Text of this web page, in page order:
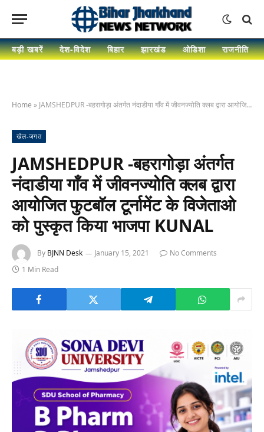
बड़ी खबरें देश-विदेश बिहार झारखंड ओडिशा राजनीति
Home » JAMSHEDPUR -बहरागोड़ा अंतर्गत नंदाडीया गाँव में जीवनज्योति क्लब द्वारा आयोजित फुटबाॅल टूर्नामेंट के विजेताओ को पुस्कृत किया भाजपा KUNAL
खेल-जगत
JAMSHEDPUR -बहरागोड़ा अंतर्गत
नंदाडीया गाँव में जीवनज्योति क्लब द्वारा
आयोजित फुटबाॅल टूर्नामेंट के विजेताओ
को पुस्कृत किया भाजपा KUNAL
By BJNN Desk January 15, 2021
No Comments
1 Min Read